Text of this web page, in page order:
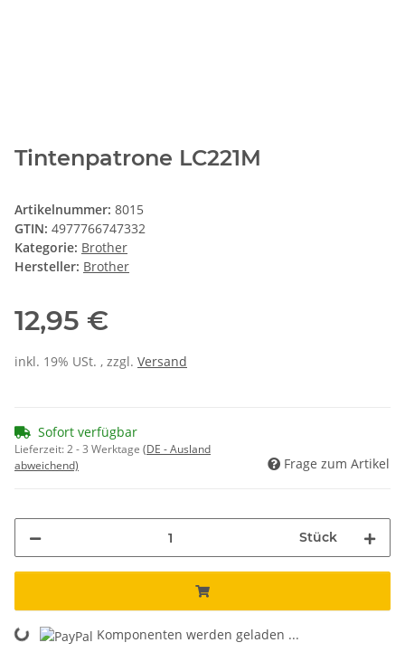
Tintenpatrone LC221M
Artikelnummer: 8015
GTIN: 4977766747332
Kategorie: Brother
Hersteller: Brother
12,95 €
inkl. 19% USt. , zzgl. Versand
Sofort verfügbar
Lieferzeit:2 - 3 Werktage (DE - Ausland
abweichend)
Frage zum Artikel
Stück
Loading... Komponenten werden geladen ...